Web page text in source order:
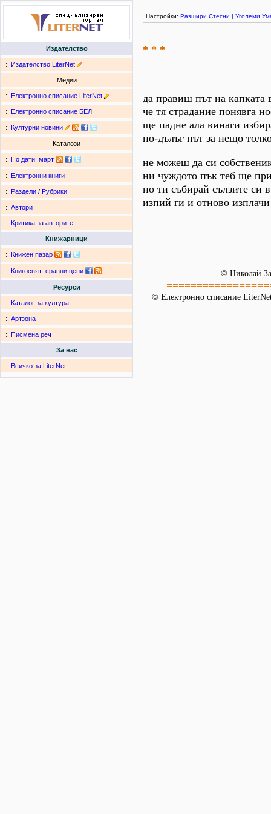
Издателство
:. Издателство LiterNet
Медии
:. Електронно списание LiterNet
:. Електронно списание БЕЛ
:. Културни новини
Каталози
:. По дати: март
:. Електронни книги
:. Раздели / Рубрики
:. Автори
:. Критика за авторите
Книжарници
:. Книжен пазар
:. Книгосвят: сравни цени
Ресурси
:. Каталог за култура
:. Артзона
:. Писмена реч
За нас
:. Всичко за LiterNet
Настройки: Разшири Стесни | Уголеми
* * *
да правиш път на капката
че тя страдание понявга
ще падне ала винаги
по-дълъг път за нещо
не можеш да си
ни чуждото пък теб ще
но ти събирай сълзите си
изпий ги и отново
© Николай
© Електронно списание